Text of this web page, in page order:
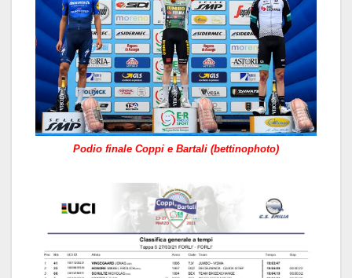
Podio finale Coppi e Bartali (bettinophoto)